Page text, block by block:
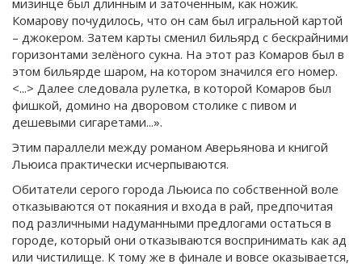
мизинце был длинным и заточенным, как ножик.
Комарову почудилось, что он сам был игральной картой
– джокером. Затем карты сменил бильярд с бескрайними
горизонтами зелёного сукна. На этот раз Комаров был в
этом бильярде шаром, на котором значился его номер.
<...> Далее следовала рулетка, в которой Комаров был
фишкой, домино на дворовом столике с пивом и
дешевыми сигаретами...».
Этим параллели между романом Аверьянова и книгой
Льюиса практически исчерпываются.
Обитатели серого города Льюиса по собственной воле
отказываются от покаяния и входа в рай, предпочитая
под различными надуманными предлогами остаться в
городе, который они отказываются воспринимать как ад
или чистилище. К тому же в финале и вовсе оказывается,